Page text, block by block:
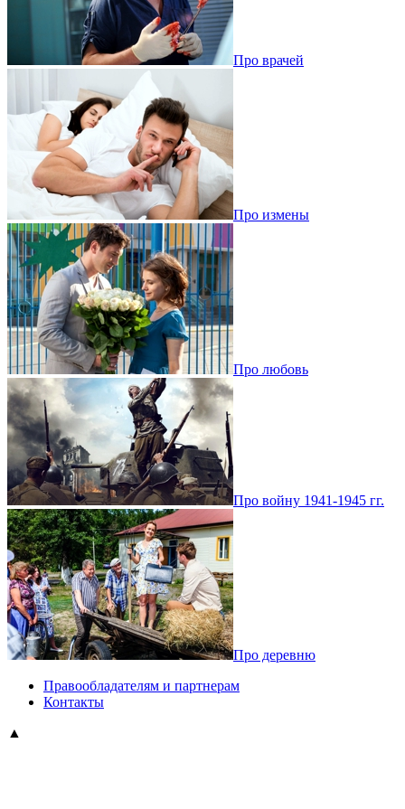
Про врачей
Про измены
Про любовь
Про войну 1941-1945 гг.
Про деревню
Правообладателям и партнерам
Контакты
▲